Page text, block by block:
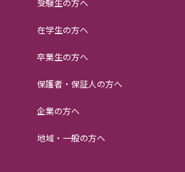
受験生の方へ
在学生の方へ
卒業生の方へ
保護者・保証人の方へ
企業の方へ
地域・一般の方へ